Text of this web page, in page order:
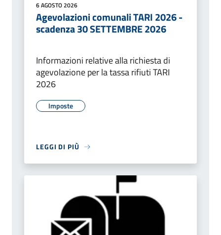
6 AGOSTO 2026
Agevolazioni comunali TARI 2026 -
scadenza 30 SETTEMBRE 2026
Informazioni relative alla richiesta di
agevolazione per la tassa rifiuti TARI
2026
Imposte
LEGGI DI PIÙ